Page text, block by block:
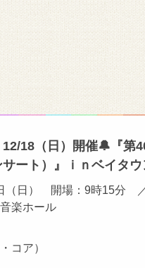
12/18（日）開催🔔『第
サート）』ｉｎベイタ
（日） 開場：9時15
楽ホール
コア）